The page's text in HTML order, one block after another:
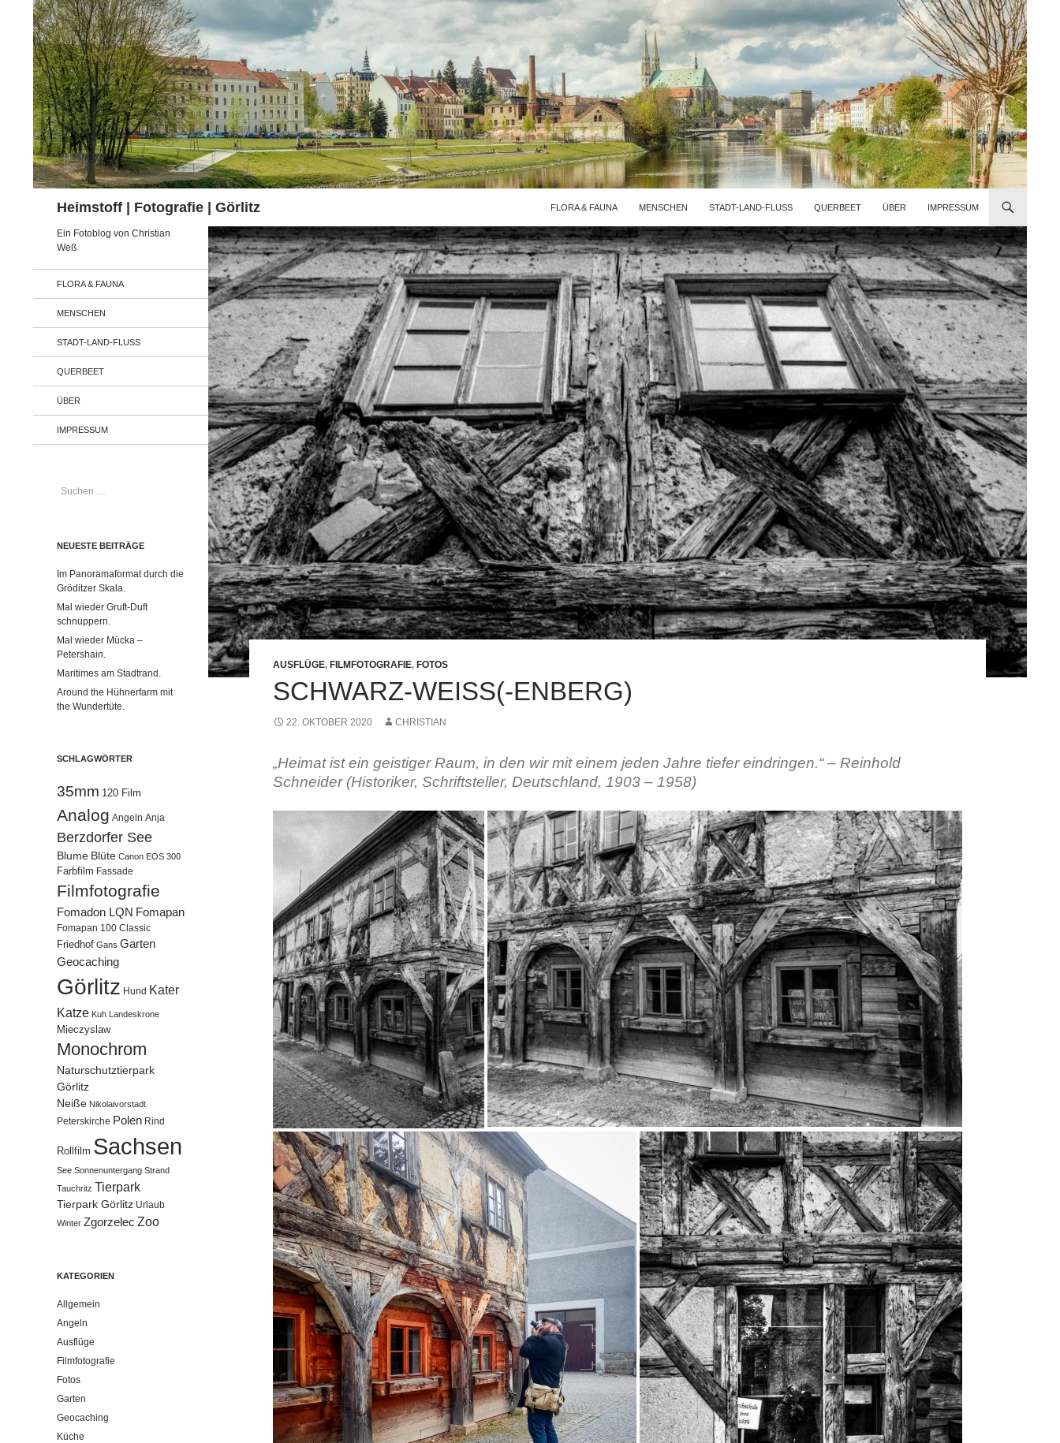
springen
Heimstoff | Fotografie | Görlitz FLORA & FAUNA MENSCHEN STADT-LAND-FLUSS QUERBEET ÜBER IMPRESSUM
AUSFLÜGE, FILMFOTOGRAFIE, FOTOS
SCHWARZ-WEISS(-ENBERG)
22. OKTOBER 2020 CHRISTIAN
„Heimat ist ein geistiger Raum, in den wir mit einem jeden Jahre tiefer eindringen.“ – Reinhold
Schneider (Historiker, Schriftsteller, Deutschland, 1903 – 1958)
Ein Fotoblog von Christian
Weß
FLORA & FAUNA
MENSCHEN
STADT-LAND-FLUSS
QUERBEET
ÜBER
IMPRESSUM
Suchen
NEUESTE BEITRÄGE
Im Panoramaformat durch die
Gröditzer Skala.
Mal wieder Gruft-Duft
schnuppern.
Mal wieder Mücka –
Petershain.
Maritimes am Stadtrand.
Around the Hühnerfarm mit
the Wundertüte.
SCHLAGWÖRTER
35mm 120 Film
Analog Angeln Anja
Berzdorfer See
Blume Blüte Canon EOS 300
Farbfilm Fassade
Filmfotografie
Fomadon LQN Fomapan
Fomapan 100 Classic
Friedhof Gans Garten
Geocaching
Görlitz Hund Kater
Katze Kuh Landeskrone
Mieczyslaw
Monochrom
Naturschutztierpark
Görlitz
Neiße Nikolaivorstadt
Peterskirche Polen Rind
Rollfilm Sachsen
See Sonnenuntergang Strand
Tauchritz Tierpark
Tierpark Görlitz Urlaub
Winter Zgorzelec Zoo
KATEGORIEN
Allgemein
Angeln
Ausflüge
Filmfotografie
Fotos
Garten
Geocaching
Küche